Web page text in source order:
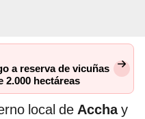
a reserva de vicuñas
2.000 hectáreas
local de Acchay